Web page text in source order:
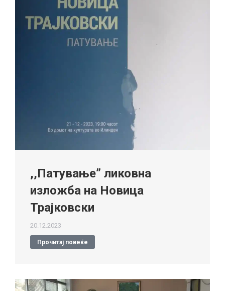
,,Патување” ликовна
изложба на Новица
Трајковски
20.12.2023
Прочитај повеќе